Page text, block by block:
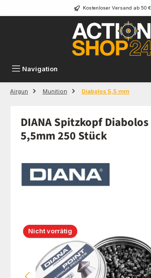
Zum Hauptinhalt springen Kostenloser Versand ab 50 €
Navigation
Airgun Munition Diabolos 5,5 mm
DIANA Spitzkopf
5,5mm 250 Stück
Bildergalerie überspringen
Nicht vorrätig